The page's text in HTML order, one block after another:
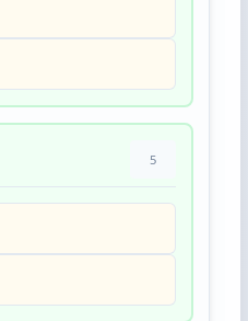
5